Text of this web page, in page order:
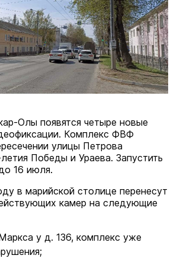
Олы появятся четыре новые
Комплекс ФВФ
улицы Петрова
Победы и Ураева. Запустить
16 июля.
в марийской столице перенесут
камер на следующие
у д. 136, комплекс уже